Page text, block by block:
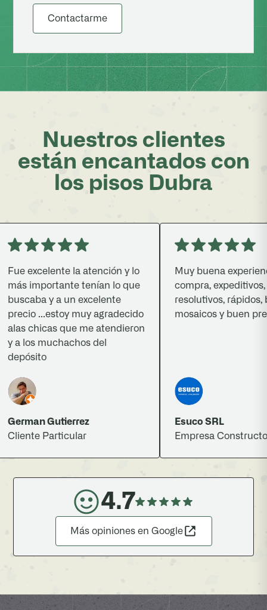
Contactarme
Nuestros clientes
están encantados con
los pisos Dubra
excelente la atención y lo
importante tenían lo que
y a un excelente
...estoy muy agradecido
chicas que me atendieron
a los muchachos del
Gutierrez
Particular
Muy buena
compra, expeditivos,
resolutivos, rápidos,
mosaicos y buen
Esuco SRL
Empresa Constructora
4.7
Más opiniones en Google